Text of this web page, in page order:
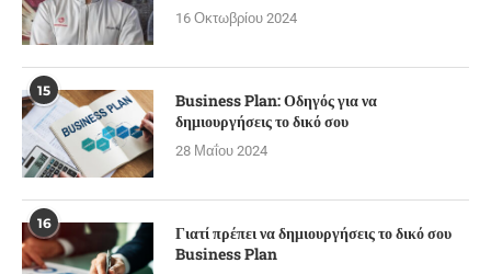
16 Οκτωβρίου 2024
15
Business Plan: Οδηγός για να
δημιουργήσεις το δικό σου
28 Μαΐου 2024
16
Γιατί πρέπει να δημιουργήσεις το δικό σου
Business Plan